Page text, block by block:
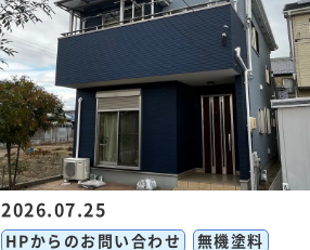
2026.07.25
HPからのお問い合わせ 無機塗料